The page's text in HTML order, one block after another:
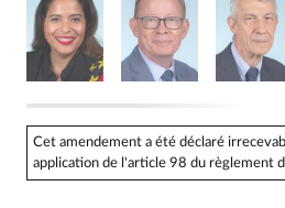
Cet amendement a été déclaré
application de l'article 98 du règlement